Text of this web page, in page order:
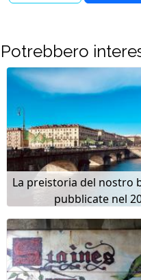
Potrebbero
La preistoria del nostro
pubblicate nel